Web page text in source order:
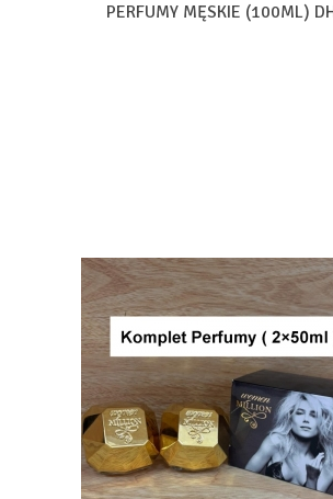
PERFUMY MĘSKIE (100ML)